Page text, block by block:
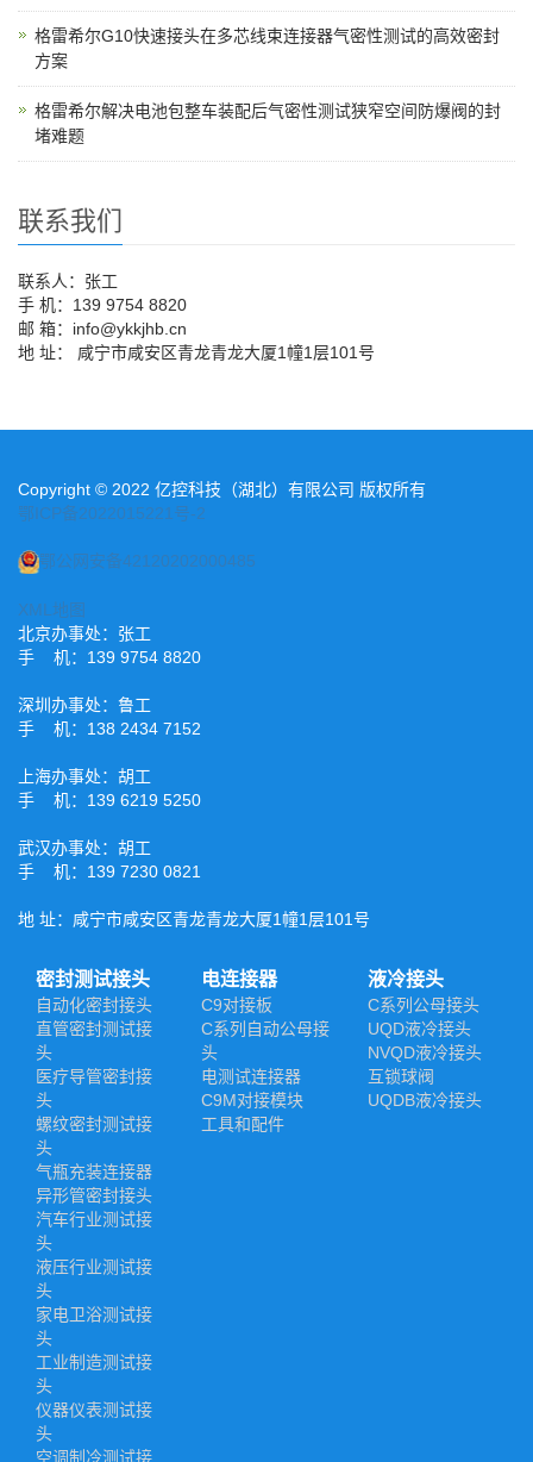
格雷希尔G10快速接头在多芯线束连接器气密性测试的高效密封
方案
格雷希尔解决电池包整车装配后气密性测试狭窄空间防爆阀的封
堵难题
联系我们
联系人：张工
手 机：139 9754 8820
邮 箱：info@ykkjhb.cn
地 址： 咸宁市咸安区青龙青龙大厦1幢1层101号
Copyright © 2022 亿控科技（湖北）有限公司 版权所有
鄂ICP备2022015221号-2
鄂公网安备42120202000485
XML地图
北京办事处：张工
手 机：139 9754 8820
深圳办事处：鲁工
手 机：138 2434 7152
上海办事处：胡工
手 机：139 6219 5250
武汉办事处：胡工
手 机：139 7230 0821
地 址：咸宁市咸安区青龙青龙大厦1幢1层101号
密封测试接头
自动化密封接头
直管密封测试接
头
医疗导管密封接
头
螺纹密封测试接
头
气瓶充装连接器
异形管密封接头
汽车行业测试接
头
液压行业测试接
头
家电卫浴测试接
头
工业制造测试接
头
仪器仪表测试接
头
空调制冷测试接
电连接器
C9对接板
C系列自动公母接
头
电测试连接器
C9M对接模块
工具和配件
液冷接头
C系列公母接头
UQD液冷接头
NVQD液冷接头
互锁球阀
UQDB液冷接头